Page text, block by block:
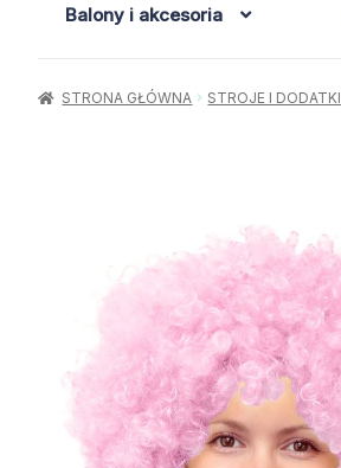
Balony i akcesoria
STRONA GŁÓWNA STROJE I DODATKI